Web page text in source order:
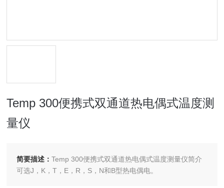
Temp 300便携式双通道热电偶式温度测
量仪
简要描述：Temp 300便携式双通道热电偶式温度测量仪简介
可选J，K，T，E，R，S，N和B型热电偶电。